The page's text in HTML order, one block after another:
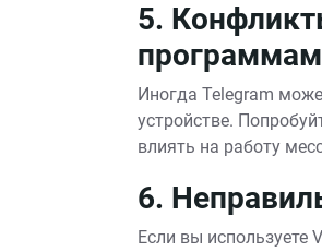
5.
Иногда Telegram
устройстве.
влиять на работу
6.
Если вы используете